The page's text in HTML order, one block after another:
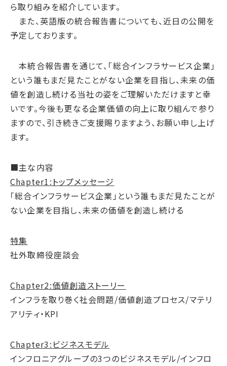
コーポレートガバナンス
コンプライアンス
情報セキュリティ
ガバナンスデータ
ESGデータ
統合報告書ダウンロード
ら取り組みを紹介しています。
また、英語版の統合報告書についても、近日の公開を
予定しております。
本統合報告書を通じて、「総合インフラサービス企業」
という誰もまだ見たことがない企業を目指し、未来の価
値を創造し続ける当社の姿をご理解いただけますと幸
いです。今後も更なる企業価値の向上に取り組んで参り
ますので、引き続きご支援賜りますよう、お願い申し上げ
ます。
■主な内容
Chapter1:トップメッセージ
「総合インフラサービス企業」という誰もまだ見たことが
ない企業を目指し、未来の価値を創造し続ける
特集
社外取締役座談会
Chapter2:価値創造ストーリー
インフラを取り巻く社会問題/価値創造プロセス/マテリ
アリティ・KPI
Chapter3:ビジネスモデル
インフロニアグループの3つのビジネスモデル/インフロ